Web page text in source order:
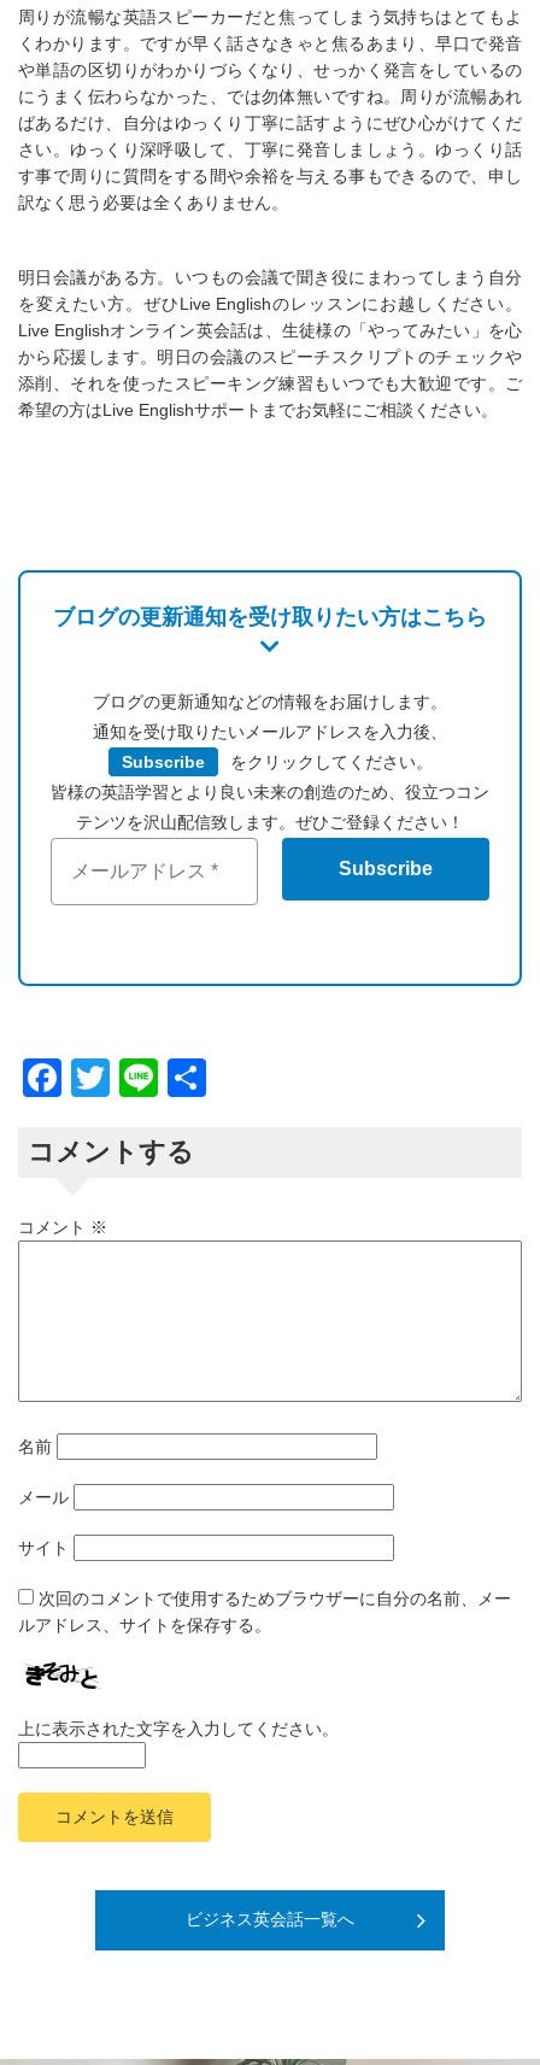
周りが流暢な英語スピーカーだと焦ってしまう気持ちはとてもよ
くわかります。ですが早く話さなきゃと焦るあまり、早口で発音
や単語の区切りがわかりづらくなり、せっかく発言をしているの
にうまく伝わらなかった、では勿体無いですね。周りが流暢あれ
ばあるだけ、自分はゆっくり丁寧に話すようにぜひ心がけてくだ
さい。ゆっくり深呼吸して、丁寧に発音しましょう。ゆっくり話
す事で周りに質問をする間や余裕を与える事もできるので、申し
訳なく思う必要は全くありません。
明日会議がある方。いつもの会議で聞き役にまわってしまう自分
を変えたい方。ぜひLive Englishのレッスンにお越しください。
Live Englishオンライン英会話は、生徒様の「やってみたい」を心
から応援します。明日の会議のスピーチスクリプトのチェックや
添削、それを使ったスピーキング練習もいつでも大歓迎です。ご
希望の方はLive Englishサポートまでお気軽にご相談ください。
ブログの更新通知を受け取りたい方はこちら
ブログの更新通知などの情報をお届けします。
通知を受け取りたいメールアドレスを入力後、
Subscribe
をクリックしてください。
皆様の英語学習とより良い未来の創造のため、役立つコン
テンツを沢山配信致します。ぜひご登録ください！
Facebook
Twitter
Line
コメントする
コメント ※
名前
メール
サイト
次回のコメントで使用するためブラウザーに自分の名前、メー
ルアドレス、サイトを保存する。
上に表示された文字を入力してください。
ビジネス英会話一覧へ